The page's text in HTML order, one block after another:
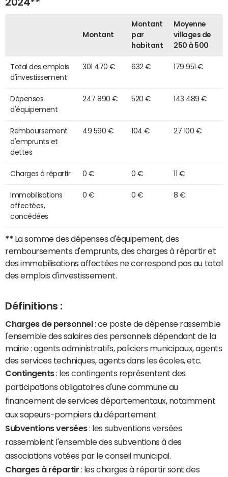
Montant
Montant
par
habitant
Moyenne
villages de
250 à 500
Total des emplois
d'investissement
301 470 € 632 € 179 951 €
Dépenses
d'équipement
247 890 € 520 € 143 489 €
Remboursement
d'emprunts et
dettes
49 590 € 104 € 27 100 €
Charges à répartir 0 € 0 € 11 €
Immobilisations
affectées,
concédées
0 € 0 € 8 €
** La somme des dépenses d'équipement, des
remboursements d'emprunts, des charges à répartir et
des immobilisations affectées ne correspond pas au total
des emplois d'investissement.
Définitions :
Charges de personnel : ce poste de dépense rassemble
l'ensemble des salaires des personnels dépendant de la
mairie : agents administratifs, policiers municipaux, agents
des services techniques, agents dans les écoles, etc.
Contingents: les contingents représentent des
participations obligatoires d'une commune au
financement de services départementaux, notamment
aux sapeurs-pompiers du département.
Subventions versées: les subventions versées
rassemblent l'ensemble des subventions à des
associations votées par le conseil municipal.
Charges à répartir : les charges à répartir sont des